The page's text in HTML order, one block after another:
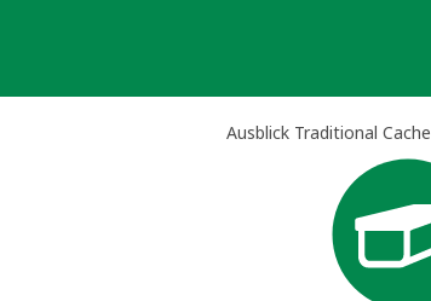
Ausblick Traditional Cache